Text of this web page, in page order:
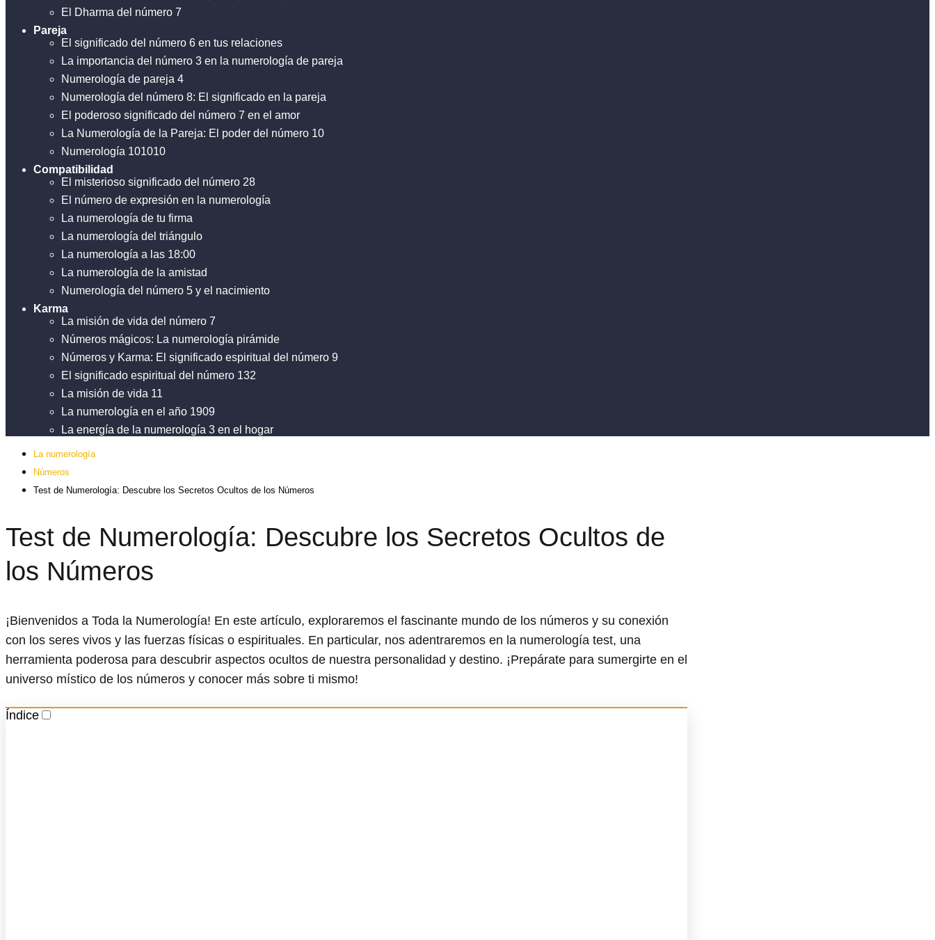
El Dharma del número 7
Pareja
El significado del número 6 en tus relaciones
La importancia del número 3 en la numerología de pareja
Numerología de pareja 4
Numerología del número 8: El significado en la pareja
El poderoso significado del número 7 en el amor
La Numerología de la Pareja: El poder del número 10
Numerología 101010
Compatibilidad
El misterioso significado del número 28
El número de expresión en la numerología
La numerología de tu firma
La numerología del triángulo
La numerología a las 18:00
La numerología de la amistad
Numerología del número 5 y el nacimiento
Karma
La misión de vida del número 7
Números mágicos: La numerología pirámide
Números y Karma: El significado espiritual del número 9
El significado espiritual del número 132
La misión de vida 11
La numerología en el año 1909
La energía de la numerología 3 en el hogar
La numerología
Números
Test de Numerología: Descubre los Secretos Ocultos de los Números
Test de Numerología: Descubre los Secretos Ocultos de
los Números
¡Bienvenidos a Toda la Numerología! En este artículo, exploraremos el fascinante mundo de los números y su conexión
con los seres vivos y las fuerzas físicas o espirituales. En particular, nos adentraremos en la numerología test, una
herramienta poderosa para descubrir aspectos ocultos de nuestra personalidad y destino. ¡Prepárate para sumergirte en el
universo místico de los números y conocer más sobre ti mismo!
Índice